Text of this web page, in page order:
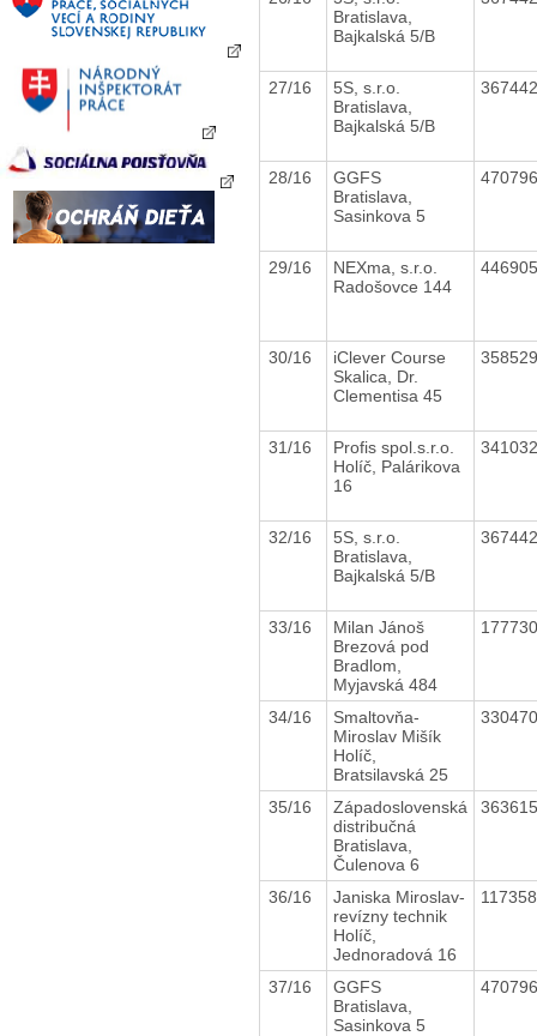
Bratislava,
Bajkalská 5/B
27/16
5S, s.r.o.
Bratislava,
Bajkalská 5/B
28/16
GGFS
Bratislava,
Sasinkova 5
29/16
NEXma, s.r.o.
Radošovce 144
30/16
iClever Course
Skalica, Dr.
Clementisa 45
31/16
Profis spol.s.r.o.
Holíč, Palárikova
16
32/16
5S, s.r.o.
Bratislava,
Bajkalská 5/B
33/16
Milan Jánoš
Brezová pod
Bradlom,
Myjavská 484
34/16
Smaltovňa-
Miroslav Mišík
Holíč,
Bratsilavská 25
35/16
Západoslovenská
distribučná
Bratislava,
Čulenova 6
36/16
Janiska Miroslav-
revízny technik
Holíč,
Jednoradová 16
37/16
GGFS
Bratislava,
Sasinkova 5